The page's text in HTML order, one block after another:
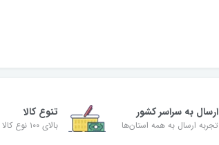
ارسال به سراسر کشور
تجربه ارسال به همه استان‌ها
تنوع کالا
بالای ۱۰۰ نوع کالا